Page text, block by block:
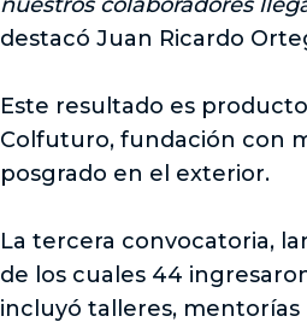
destacó Juan Ricardo
Este resultado es
Colfuturo, fundación con
posgrado en el exterior.
La tercera convocatoria,
de los cuales 44
incluyó talleres, mentorías